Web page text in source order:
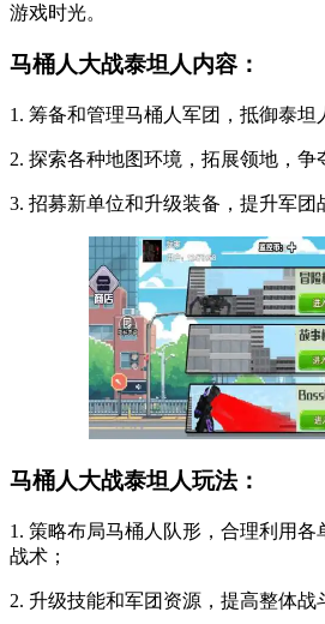
游戏时光。
马桶人大战泰坦人内容：
1. 筹备和管理马桶人军团，抵御泰坦
2. 探索各种地图环境，拓展领地，争
3. 招募新单位和升级装备，提升军团
马桶人大战泰坦人玩法：
1. 策略布局马桶人队形，合理利用
战术；
2. 升级技能和军团资源，提高整体战